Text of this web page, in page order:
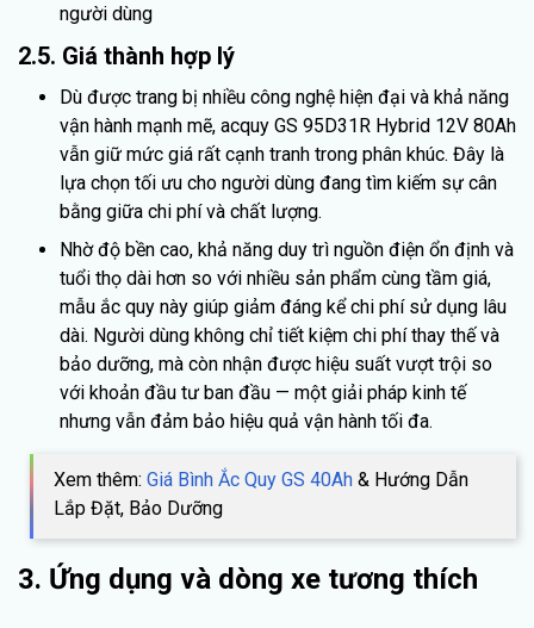
người dùng
2.5. Giá thành hợp lý
Dù được trang bị nhiều công nghệ hiện đại và khả năng
vận hành mạnh mẽ, acquy GS 95D31R Hybrid 12V 80Ah
vẫn giữ mức giá rất cạnh tranh trong phân khúc. Đây là
lựa chọn tối ưu cho người dùng đang tìm kiếm sự cân
bằng giữa chi phí và chất lượng.
Nhờ độ bền cao, khả năng duy trì nguồn điện ổn định và
tuổi thọ dài hơn so với nhiều sản phẩm cùng tầm giá,
mẫu ắc quy này giúp giảm đáng kể chi phí sử dụng lâu
dài. Người dùng không chỉ tiết kiệm chi phí thay thế và
bảo dưỡng, mà còn nhận được hiệu suất vượt trội so
với khoản đầu tư ban đầu — một giải pháp kinh tế
nhưng vẫn đảm bảo hiệu quả vận hành tối đa.
Xem thêm: Giá Bình Ắc Quy GS 40Ah & Hướng Dẫn
Lắp Đặt, Bảo Dưỡng
3. Ứng dụng và dòng xe tương thích